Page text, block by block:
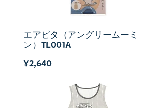
エアピタ（アングリームーミ
ン）TL001A
¥2,640